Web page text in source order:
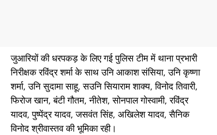
जुआरियों की धरपकड़ के लिए गई पुलिस टीम में थाना प्रभारी
निरीक्षक रविंद्र शर्मा के साथ उनि आकाश संसिया, उनि कृष्णा
शर्मा, उनि सुदामा साहू, सउनि सियाराम शाक्य, विनोद तिवारी,
फिरोज खान, बंटी गौतम, नीतेश, सोनपाल गोस्वामी, रविंद्र
यादव, पुष्पेंद्र यादव, जसवंत सिंह, अखिलेश यादव, सैनिक
विनोद श्रीवास्तव की भूमिका रही।